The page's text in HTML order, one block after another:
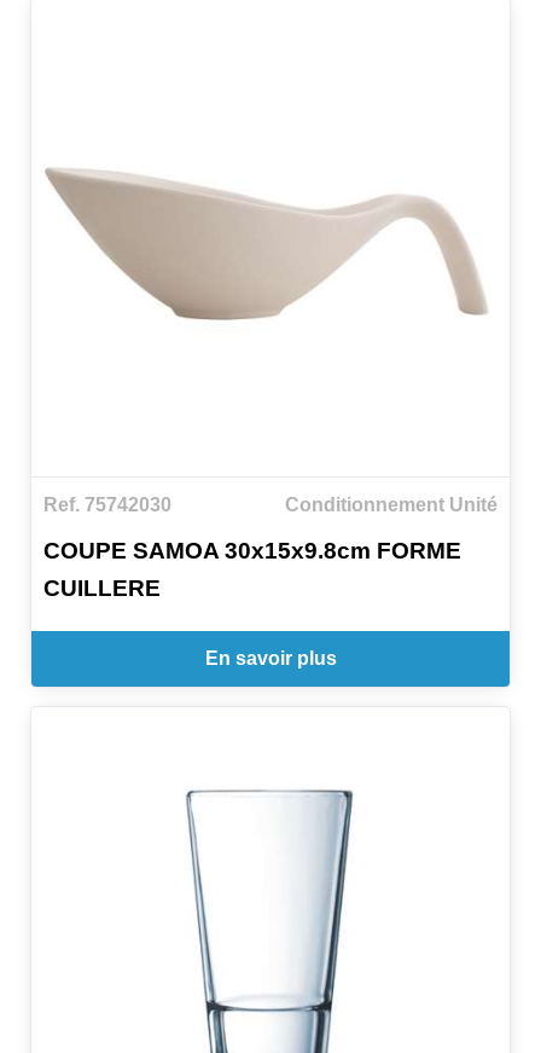
Ref. 75742030 Conditionnement Unité
COUPE SAMOA 30x15x9.8cm FORME
CUILLERE
En savoir plus